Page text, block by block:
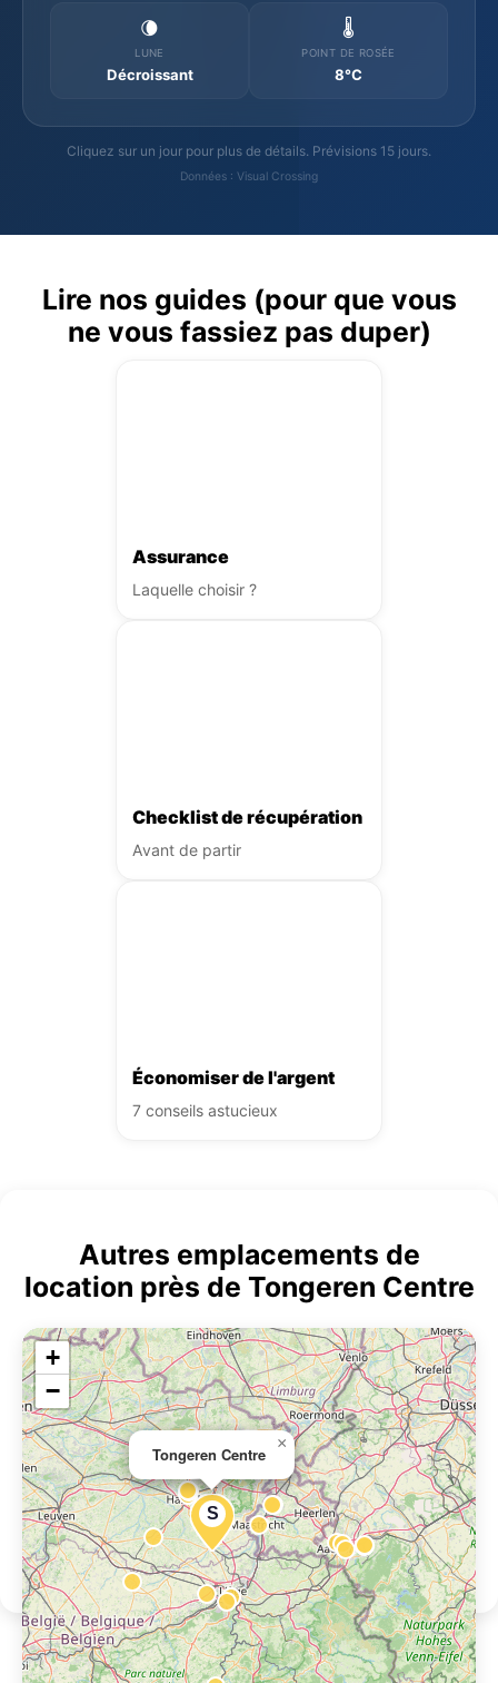
🌘
LUNE
Décroissant
🌡️
POINT DE ROSÉE
8°C
Cliquez sur un jour pour plus de détails. Prévisions 15 jours.
Données : Visual Crossing
Lire nos guides (pour que vous
ne vous fassiez pas duper)
Assurance
Laquelle choisir ?
Checklist de récupération
Avant de partir
Économiser de l'argent
7 conseils astucieux
Autres emplacements de
location près de Tongeren Centre
S
Tongeren Centre
×
+
−